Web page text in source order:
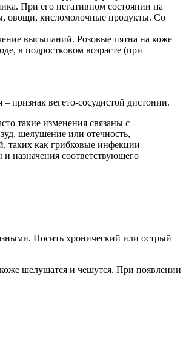
При его негативном состоянии на
овощи, кисломолочные продукты. Со
высыпаний. Розовые пятна на коже
в подростковом возрасте (при
признак вегето-сосудистой дистонии.
такие изменения связаны с
шелушение или отечность,
таких как грибковые инфекции
назначения соответствующего
Носить хронический или острый
шелушатся и чешутся. При появлении